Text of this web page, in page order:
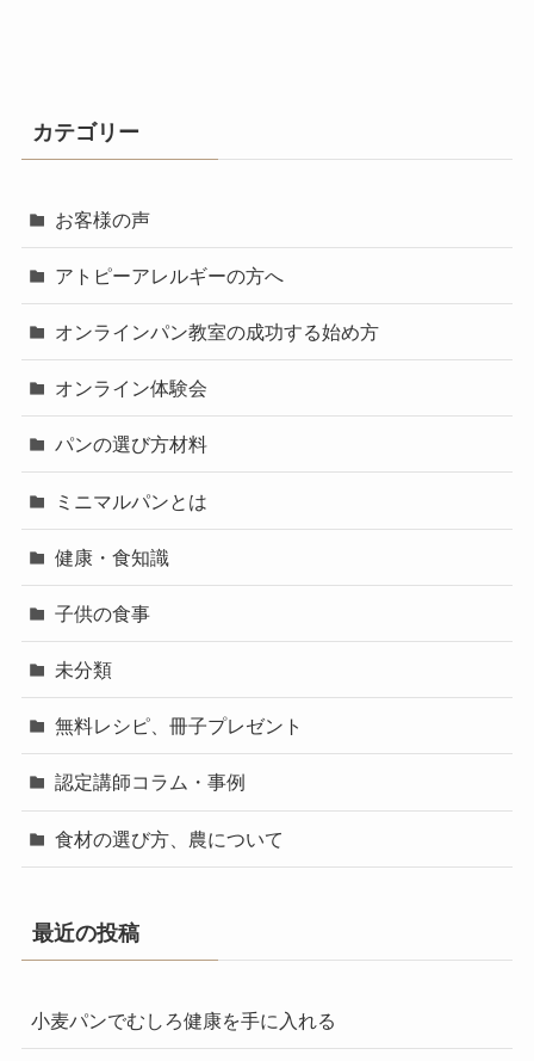
カテゴリー
お客様の声
アトピーアレルギーの方へ
オンラインパン教室の成功する始め方
オンライン体験会
パンの選び方材料
ミニマルパンとは
健康・食知識
子供の食事
未分類
無料レシピ、冊子プレゼント
認定講師コラム・事例
食材の選び方、農について
最近の投稿
小麦パンでむしろ健康を手に入れる